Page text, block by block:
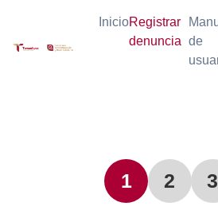
InicioRegistrar
denuncia
de